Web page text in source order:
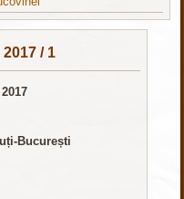
/ 1
București